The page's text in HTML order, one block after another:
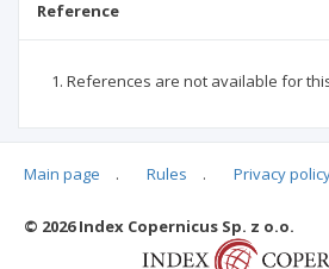
Reference
References are not available for
Articles quoting
Main page . Rules . Privacy
© 2026 Index Copernicus Sp. z o.o.